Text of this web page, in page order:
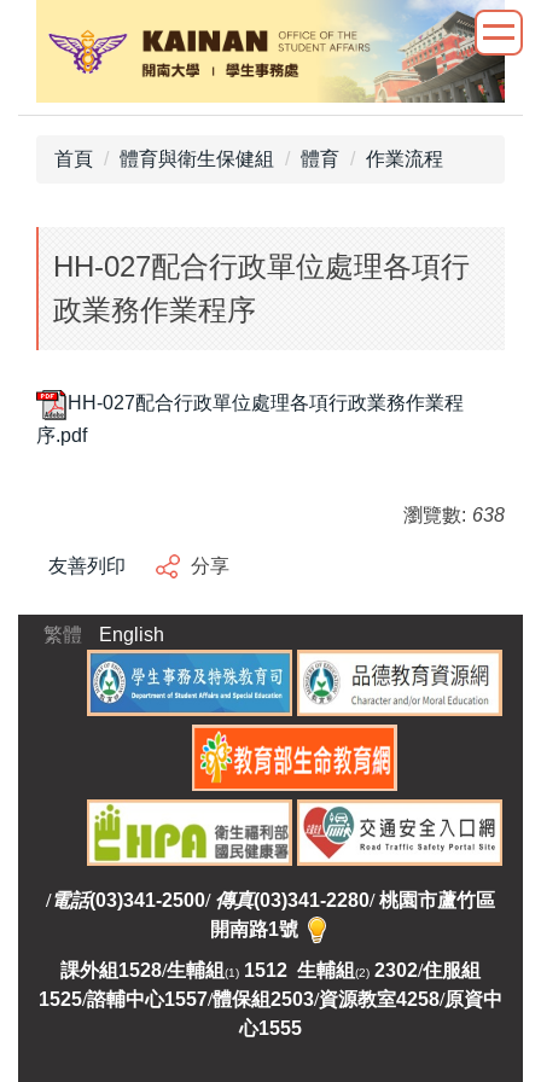
首頁 體育與衛生保健組 體育 作業流程
HH-027配合行政單位處理各項行
政業務作業程序
HH-027配合行政單位處理各項行政業務作業程
序.pdf
瀏覽數: 638
友善列印 分享
繁體 English
/電話(03)341-2500/ 傳真(03)341-2280/ 桃園市蘆竹區
開南路1號
課外組 1528/生輔組 (1) 1512 生輔組 (2) 2302/住服組
1525/諮輔中心1557/體保組2503/資源教室4258/原資中
心1555